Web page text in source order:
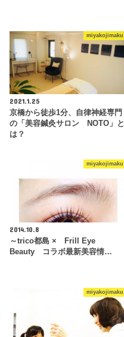
miyakojimaku
2021.1.25
京橋から徒歩1分、自律神経専門
の「美容鍼灸サロン NOTO」と
は？
miyakojimaku
2014.10.8
～trico都島 × Frill Eye
Beauty コラボ最新美容情…
miyakojimaku